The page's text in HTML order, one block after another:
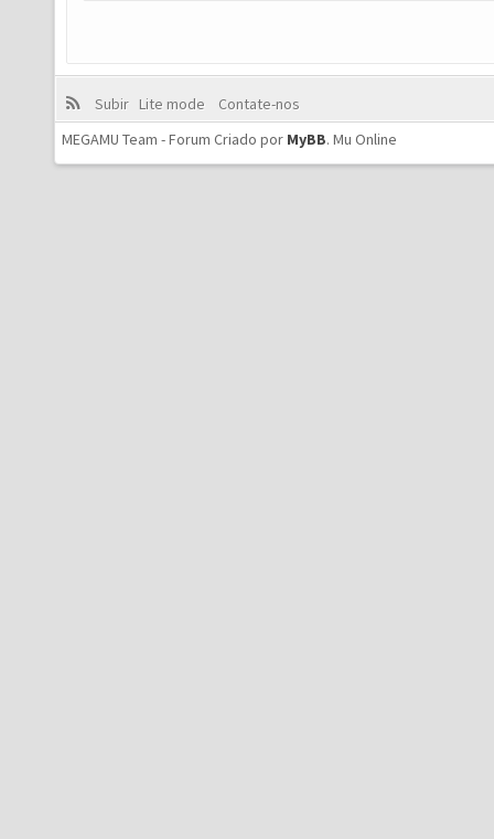
Subir Lite mode
Contate-nos
MEGAMU Team - Forum Criado por MyBB. Mu Online